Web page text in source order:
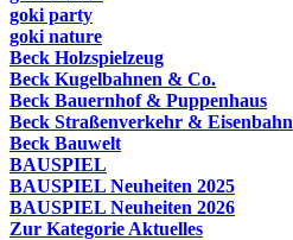
goki party
goki nature
Beck Holzspielzeug
Beck Kugelbahnen & Co.
Beck Bauernhof & Puppenhaus
Beck Straßenverkehr & Eisenbahn
Beck Bauwelt
BAUSPIEL
BAUSPIEL Neuheiten 2025
BAUSPIEL Neuheiten 2026
Zur Kategorie Aktuelles